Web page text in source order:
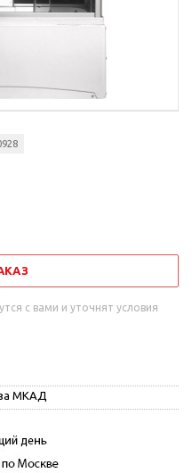
с вами и уточнят условия
за МКАД